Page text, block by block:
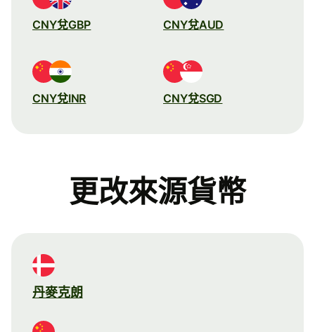
CNY兌GBP CNY兌AUD
CNY兌INR CNY兌SGD
更改來源貨幣
丹麥克朗